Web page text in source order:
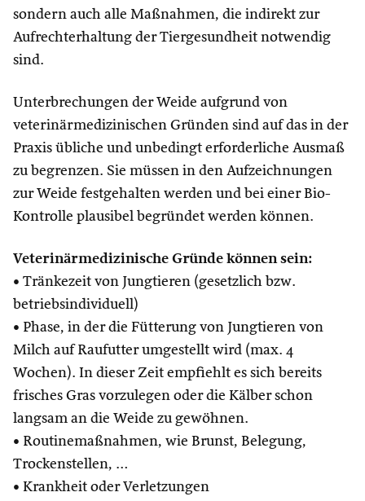
sondern auch alle Maßnahmen, die indirekt zur
Aufrechterhaltung der Tiergesundheit notwendig
sind.
Unterbrechungen der Weide aufgrund von
veterinärmedizinischen Gründen sind auf das in der
Praxis übliche und unbedingt erforderliche Ausmaß
zu begrenzen. Sie müssen in den Aufzeichnungen
zur Weide festgehalten werden und bei einer Bio-
Kontrolle plausibel begründet werden können.
Veterinärmedizinische Gründe können sein:
• Tränkezeit von Jungtieren (gesetzlich bzw.
betriebsindividuell)
• Phase, in der die Fütterung von Jungtieren von
Milch auf Raufutter umgestellt wird (max. 4
Wochen). In dieser Zeit empfiehlt es sich bereits
frisches Gras vorzulegen oder die Kälber schon
langsam an die Weide zu gewöhnen.
• Routinemaßnahmen, wie Brunst, Belegung,
Trockenstellen, …
• Krankheit oder Verletzungen